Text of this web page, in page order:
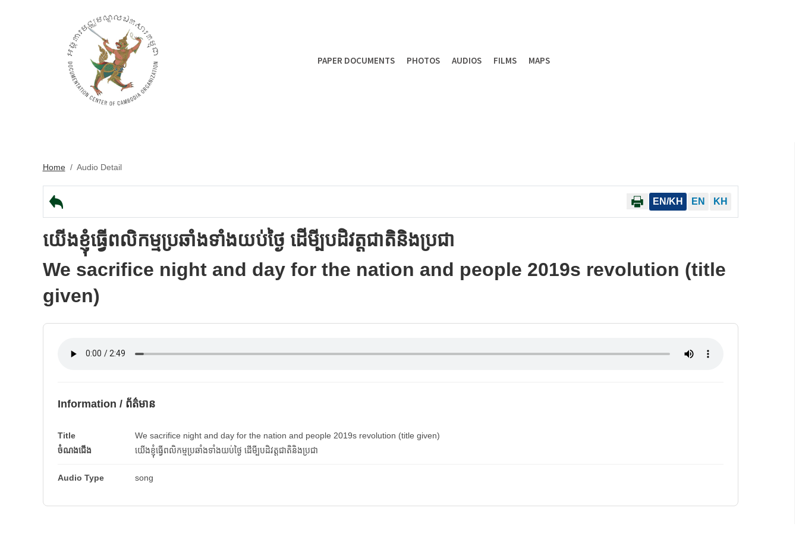
PAPER DOCUMENTS PHOTOS AUDIOS FILMS MAPS
Home/ Audio Detail
EN/KH EN KH
យើងខ្ញុំធើ្វពលិកម្មប្រឆាំងទាំងយប់ថ្ងៃ ដើមី្បបដិវត្ដជាតិនិងប្រជា
We sacrifice night and day for the nation and people 2019s revolution (title
given)
Information / ព័ត៌មាន
Title
We sacrifice night and day for the nation and people 2019s revolution (title given)
ចំណងជើង
យើងខ្ញុំធើ្វពលិកម្មប្រឆាំងទាំងយប់ថ្ងៃ ដើមី្បបដិវត្ដជាតិនិងប្រជា
Audio Type song